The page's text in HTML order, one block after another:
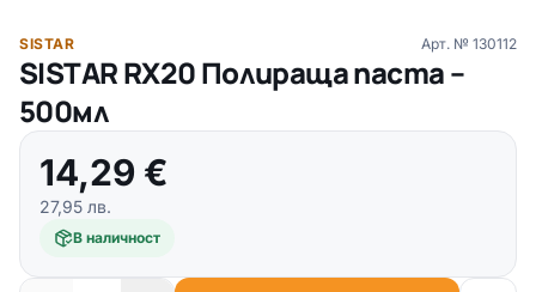
SISTAR Арт. № 130112
SISTAR RX20 Полираща паста –
500мл
14,29 €
27,95 лв.
В наличност